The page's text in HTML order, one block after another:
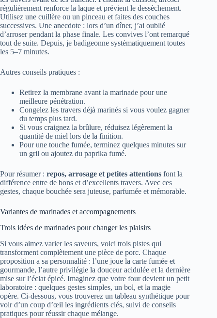
régulièrement renforce la laque et prévient le dessèchement.
Utilisez une cuillère ou un pinceau et faites des couches
successives. Une anecdote : lors d’un dîner, j’ai oublié
d’arroser pendant la phase finale. Les convives l’ont remarqué
tout de suite. Depuis, je badigeonne systématiquement toutes
les 5–7 minutes.
Autres conseils pratiques :
Retirez la membrane avant la marinade pour une
meilleure pénétration.
Congelez les travers déjà marinés si vous voulez gagner
du temps plus tard.
Si vous craignez la brûlure, réduisez légèrement la
quantité de miel lors de la finition.
Pour une touche fumée, terminez quelques minutes sur
un gril ou ajoutez du paprika fumé.
Pour résumer : repos, arrosage et petites attentions font la
différence entre de bons et d’excellents travers. Avec ces
gestes, chaque bouchée sera juteuse, parfumée et mémorable.
Variantes de marinades et accompagnements
Trois idées de marinades pour changer les plaisirs
Si vous aimez varier les saveurs, voici trois pistes qui
transforment complètement une pièce de porc. Chaque
proposition a sa personnalité : l’une joue la carte fumée et
gourmande, l’autre privilégie la douceur acidulée et la dernière
mise sur l’éclat épicé. Imaginez que votre four devient un petit
laboratoire : quelques gestes simples, un bol, et la magie
opère. Ci-dessous, vous trouverez un tableau synthétique pour
voir d’un coup d’œil les ingrédients clés, suivi de conseils
pratiques pour réussir chaque mélange.